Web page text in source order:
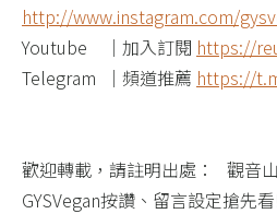
http://www.instagram.com/
Youtube ​ ​ ​ ｜加入訂閱 https://
Telegram ​ ｜頻道推薦 https://
歡迎轉載，請註明出處： ​ ​ 觀音
GYSVegan按讚、留言設定搶先